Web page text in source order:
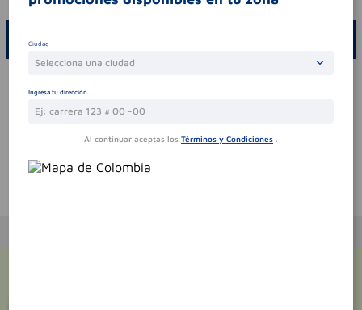
Sin comentarios.
Ciudad
Selecciona una ciudad
Ingresa tu dirección
Al continuar aceptas los Términos y Condiciones .